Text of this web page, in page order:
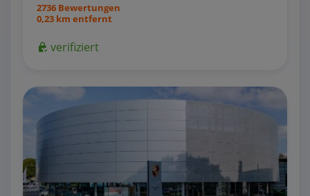
2736 Bewertungen
0,23 km entfernt
verifiziert